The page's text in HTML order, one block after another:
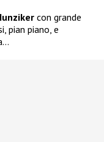
con grande
pian piano, e